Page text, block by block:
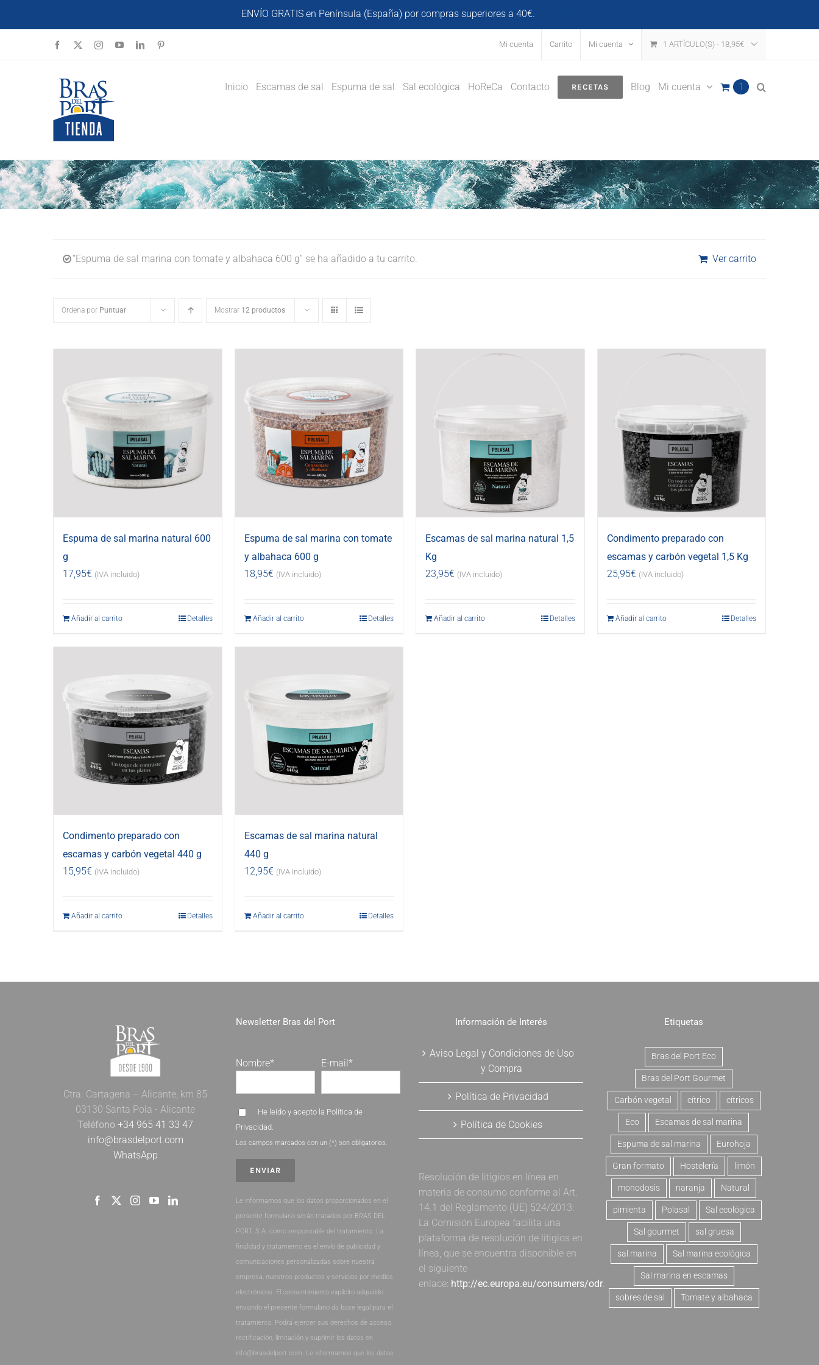
ENVÍO GRATIS en Península (España) por compras superiores a 40€.
Facebook InstagramYouTubeLinkedIn Mi cuenta Carrito Mi cuenta 1 ARTÍCULO(S) - 18,95€
Inicio Escamas de sal Espuma de sal Sal ecológica HoReCa Contacto RECETAS Blog Mi cuenta 1
“Espuma de sal marina con tomate y albahaca 600 g” se ha añadido a tu carrito. Ver carrito
Ordena por Puntuar Mostrar 12 productos
Espuma de sal marina natural 600
g
17,95€ (IVA incluido)
Añadir al carrito Detalles
Espuma de sal marina con tomate
y albahaca 600 g
18,95€ (IVA incluido)
Añadir al carrito Detalles
Escamas de sal marina natural 1,5
Kg
23,95€ (IVA incluido)
Añadir al carrito Detalles
Condimento preparado con
escamas y carbón vegetal 1,5 Kg
25,95€ (IVA incluido)
Añadir al carrito Detalles
Condimento preparado con
escamas y carbón vegetal 440 g
15,95€ (IVA incluido)
Añadir al carrito Detalles
Escamas de sal marina natural
440 g
12,95€ (IVA incluido)
Añadir al carrito Detalles
Ctra. Cartagena – Alicante, km 85
03130 Santa Pola - Alicante
Teléfono +34 965 41 33 47
info@brasdelport.com
WhatsApp
Newsletter Bras del Port
Nombre* E-mail*
He leído y acepto la Política de
Privacidad.
Los campos marcados con un (*) son obligatorios.
Le informamos que los datos proporcionados en el
presente formulario serán tratados por BRAS DEL
PORT, S.A. como responsable del tratamiento. La
finalidad y tratamiento es el envío de publicidad y
comunicaciones personalizadas sobre nuestra
empresa, nuestros productos y servicios por medios
electrónicos. El consentimiento explícito adquirido
enviando el presente formulario da base legal para el
tratamiento. Podrá ejercer sus derechos de acceso,
rectificación, limitación y suprimir los datos en
info@brasdelport.com. Le informamos que los datos
Información de Interés
Aviso Legal y Condiciones de Uso
y Compra
Política de Privacidad
Política de Cookies
Resolución de litigios en línea en
materia de consumo conforme al Art.
14.1 del Reglamento (UE) 524/2013:
La Comisión Europea facilita una
plataforma de resolución de litigios en
línea, que se encuentra disponible en
el siguiente
enlace: http://ec.europa.eu/consumers/odr.
Etiquetas
Bras del Port Eco
Bras del Port Gourmet
Carbón vegetal cítrico cítricos
Eco Escamas de sal marina
Espuma de sal marina Eurohoja
Gran formato Hostelería limón
monodosis naranja Natural
pimienta Polasal Sal ecológica
Sal gourmet sal gruesa
sal marina Sal marina ecológica
Sal marina en escamas
sobres de sal Tomate y albahaca